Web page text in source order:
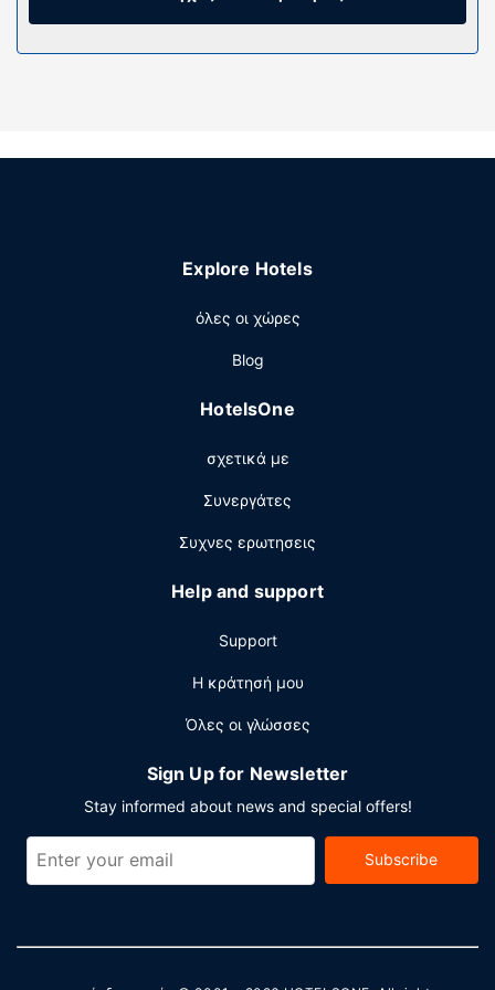
ίντερνετ, χώρο για πικνίκ και ψησταριές για
Ικανοποιήστε την όρεξή σας με τοπική κουζίνα στο
αυτό το ξενοδοχείο. Χαλαρώστε με ένα δροσιστικό ποτό
προσωπικό, εγκαταστάσεις πλυντηρίων και ΑΤΜ/
τραπεζικές υπηρεσίες. Θέλετε να οργανώσετε μια
εκδήλωση σε αυτήν την πόλη (Hilton Head); Αυτό το
μέτρα και περιλαμβάνει συνεδριακό χώρο και 4
αίθουσες συνεδριάσεων.
Explore Hotels
όλες οι χώρες
Blog
HotelsOne
σχετικά με
Συνεργάτες
Συχνες ερωτησεις
Help and support
Support
Η κράτησή μου
Όλες οι γλώσσες
Sign Up for Newsletter
Stay informed about news and special offers!
Subscribe